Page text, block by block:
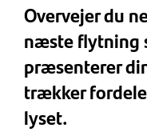
Overvejer du
næste flytning
præsenterer
trækker
lyset.